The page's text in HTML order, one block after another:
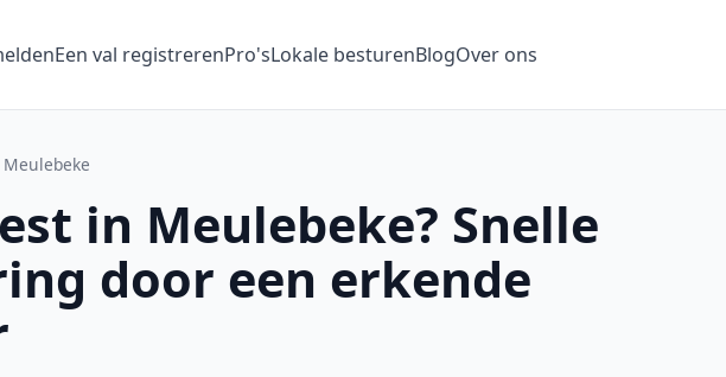
Een val registrerenPro'sLokale besturenBlogOver ons
Meulebeke
in Meulebeke? Snelle
door een erkende